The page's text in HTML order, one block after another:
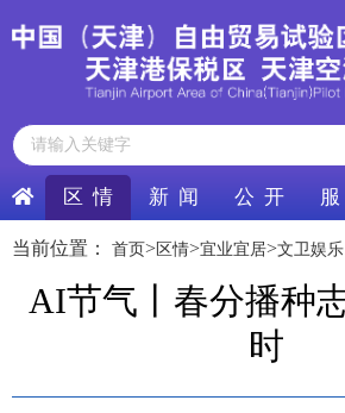
区 情 新 闻 公 开
当前位置： 首页> 区情>宜业宜居>文卫娱乐
AI节气丨春分播种
时